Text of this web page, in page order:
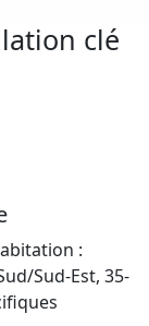
clé
:
Sud-Est, 35-